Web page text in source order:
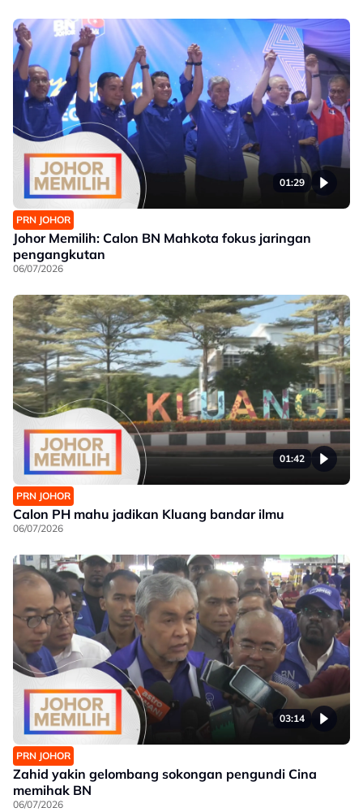
01:29
PRN JOHOR
Johor Memilih: Calon BN Mahkota fokus jaringan
pengangkutan
06/07/2026
01:42
PRN JOHOR
Calon PH mahu jadikan Kluang bandar ilmu
06/07/2026
03:14
PRN JOHOR
Zahid yakin gelombang sokongan pengundi Cina
memihak BN
06/07/2026